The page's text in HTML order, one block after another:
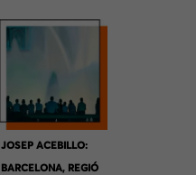
JOSEP ACEBILLO:
BARCELONA, REGIÓ